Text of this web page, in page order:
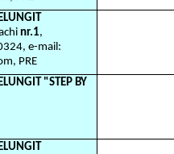
nr.1,
e-mail:
PRE
"STEP BY